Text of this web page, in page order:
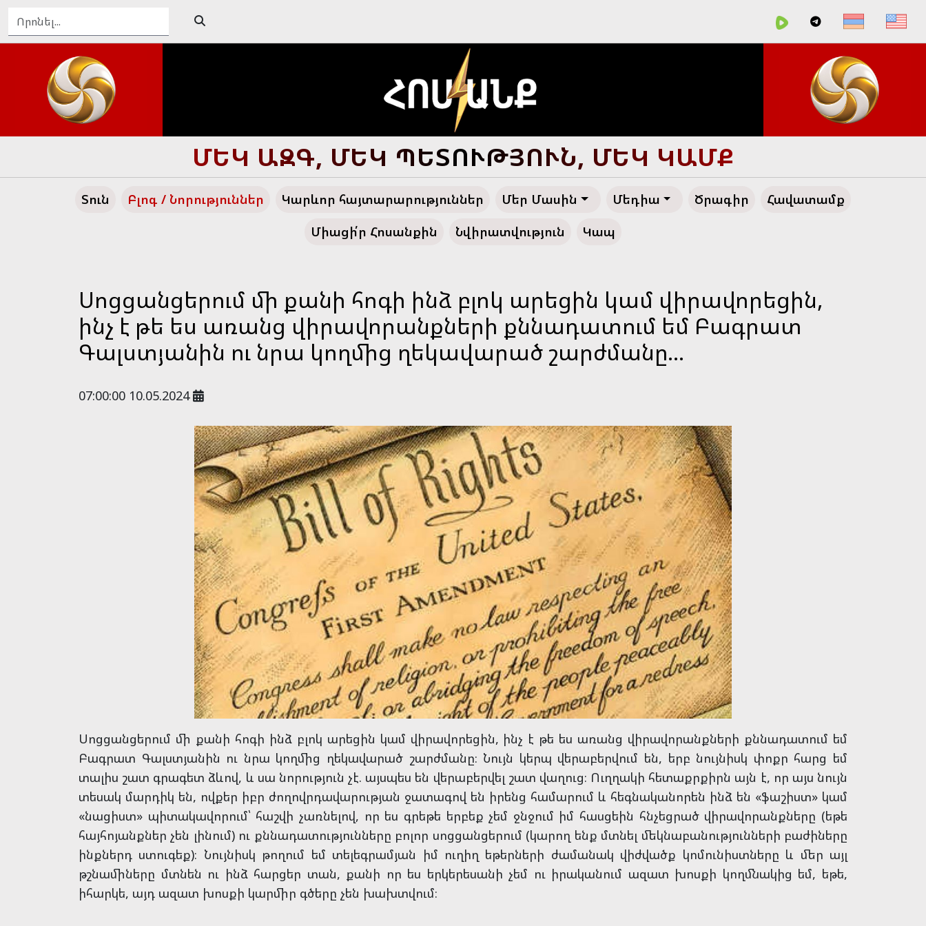
ԴԵՊԻ՛ ՄԵԾ ՀԱՅՔ, ԴԵՊԻ՛ ՓԱՌԱՀԵՂ ԱՊԱԳԱ
Տուն Բլոգ / Նորություններ Կարևոր հայտարարություններ Մեր Մասին Մեդիա Ծրագիր
Հավատամք
Միացի՛ր Հոսանքին
Նվիրատվություն Կապ
Սոցցանցերում մի քանի հոգի ինձ բլոկ արեցին կամ վիրավորեցին,
ինչ է թե ես առանց վիրավորանքների քննադատում եմ Բագրատ
Գալստյանին ու նրա կողմից ղեկավարած շարժմանը...
07:00:00 10.05.2024
Սոցցանցերում մի քանի հոգի ինձ բլոկ արեցին կամ վիրավորեցին, ինչ է թե ես առանց վիրավորանքների քննադատում եմ
Բագրատ Գալստյանին ու նրա կողմից ղեկավարած շարժմանը։ Նույն կերպ վերաբերվում են, երբ նույնիսկ փոքր հարց եմ
տալիս շատ գրագետ ձևով, և սա նորություն չէ. այսպես են վերաբերվել շատ վաղուց։ Ուղղակի հետաքրքիրն այն է, որ այս նույն
տեսակ մարդիկ են, ովքեր իբր ժողովրդավարության ջատագով են իրենց համարում և հեգնականորեն ինձ են «ֆաշիստ» կամ
«նացիստ» պիտակավորում՝ հաշվի չառնելով, որ ես գրեթե երբեք չեմ ջնջում իմ հասցեին հնչեցրած վիրավորանքները (եթե
հայհոյանքներ չեն լինում) ու քննադատությունները բոլոր սոցցանցերում (կարող ենք մտնել մեկնաբանությունների բաժիները
ինքներդ ստուգեք)։ Նույնիսկ թողում եմ տելեգրամյան իմ ուղիղ եթերների ժամանակ վիժվածք կոմունիստները և մեր այլ
թշնամիները մտնեն ու ինձ հարցեր տան, քանի որ ես երկերեսանի չեմ ու իրականում ազատ խոսքի կողմնակից եմ, եթե,
իհարկե, այդ ազատ խոսքի կարմիր գծերը չեն խախտվում։